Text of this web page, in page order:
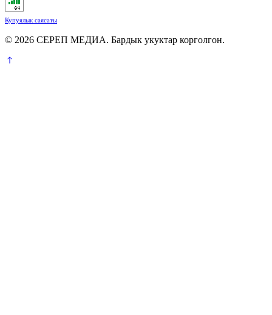
Купуялык саясаты
© 2026 СЕРЕП МЕДИА. Бардык укуктар корголгон.